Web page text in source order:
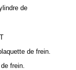
de
de frein.
frein.